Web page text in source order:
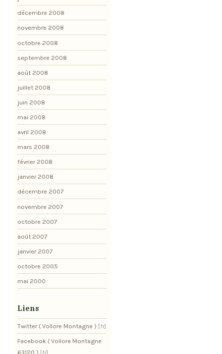
décembre 2008
novembre 2008
octobre 2008
septembre 2008
août 2008
juillet 2008
juin 2008
mai 2008
avril 2008
mars 2008
février 2008
janvier 2008
décembre 2007
novembre 2007
octobre 2007
août 2007
janvier 2007
octobre 2005
mai 2000
Liens
Twitter ( Vollore Montagne )
Facebook ( Vollore Montagne
63120 )